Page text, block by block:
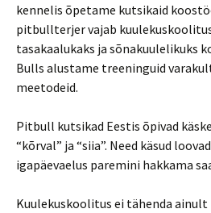
kennelis õpetame kutsikaid
pitbullterjer vajab
tasakaalukaks ja sõnakuulelikuks
Bulls alustame treeninguid
meetodeid.
Pitbull kutsikad Eestis õpivad
“kõrval” ja “siia”. Need käsud
igapäevaelus paremini hakkama
Kuulekuskoolitus ei tähenda ainult